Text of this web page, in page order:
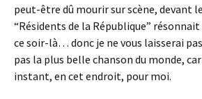
peut-être dû mourir sur scène, devant
“Résidents de la République”
ce soir-là… donc je ne vous laisserai pas
pas la plus belle chanson du monde,
instant, en cet endroit, pour moi.